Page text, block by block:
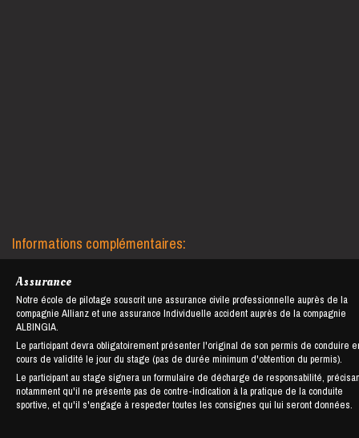
Informations complémentaires:
Assurance
Notre école de pilotage souscrit une assurance civile professionnelle auprès de la
compagnie Allianz et une assurance Individuelle accident auprès de la compagnie
ALBINGIA.
Le participant devra obligatoirement présenter l'original de son permis de conduire
cours de validité le jour du stage (pas de durée minimum d'obtention du permis).
Le participant au stage signera un formulaire de décharge de responsabilité,
notamment qu'il ne présente pas de contre-indication à la pratique de la conduite
sportive, et qu'il s'engage à respecter toutes les consignes qui lui seront données.